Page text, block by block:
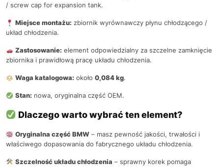
/ screw cap for expansion tank.
Miejsce montażu: zbiornik wyrównawczy płynu chłodzącego /
układ chłodzenia.
Zastosowanie: element odpowiedzialny za szczelne zamknięcie
zbiornika i prawidłową pracę układu chłodzenia.
Waga katalogowa: około 0,084 kg.
Stan: nowa, oryginalna część OEM.
Dlaczego warto wybrać ten element?
Oryginalna część BMW– masz pewność jakości, trwałości i
właściwego dopasowania do fabrycznego układu chłodzenia.
Szczelność układu chłodzenia – sprawny korek pomaga